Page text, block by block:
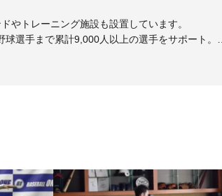
やトレーニング施設も設置しています。
選手まで累計9,000人以上の選手をサポート。